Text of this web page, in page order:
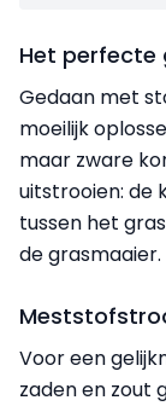
Het perfecte
Gedaan met
moeilijk
maar zware
uitstrooien: de
tussen het
de grasmaaier.
Voor een
zaden en zout